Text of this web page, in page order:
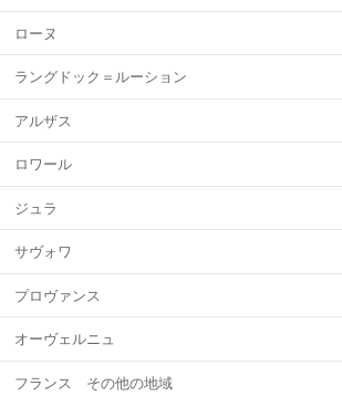
ローヌ
ラングドック＝ルーション
アルザス
ロワール
ジュラ
サヴォワ
プロヴァンス
オーヴェルニュ
フランス その他の地域